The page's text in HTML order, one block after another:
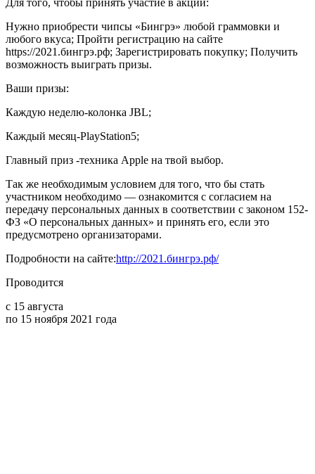
Нужно приобрести чипсы «Бингрэ» любой граммовки и
любого вкуса; Пройти регистрацию на сайте
https://2021.бингрэ.рф; Зарегистрировать покупку; Получить
возможность выиграть призы.
Ваши призы:
Каждую неделю-колонка JBL;
Каждый месяц-PlayStation5;
Главный приз -техника Apple на твой выбор.
Так же необходимым условием для того, что бы стать
участником необходимо — ознакомится с согласием на
передачу персональных данных в соответствии с законом 152-
ФЗ «О персональных данных» и принять его, если это
предусмотрено организаторами.
Подробности на сайте:http://2021.бингрэ.рф/
Проводится
с 15 августа
по 15 ноября 2021 года